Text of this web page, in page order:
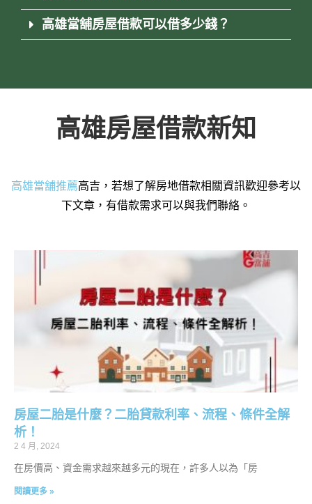
高雄當舖房屋借款可以借多少錢？
高雄房屋借款新知
高雄當舖推薦高吉，若想了解房地借款相關資訊歡迎參考以
下文章，有借款需求可以與我們聯絡。
房屋二胎是什麼？二胎貸款利率、流程、條件全解
析！
2 4 月, 2024
在房價高、資金需求越來越多元的現在，許多人以為「房
閱讀更多 »